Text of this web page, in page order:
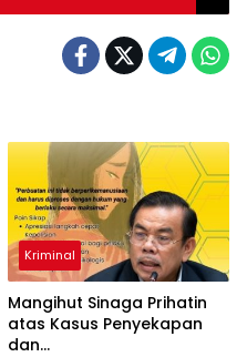
Kriminal
Mangihut Sinaga Prihatin
atas Kasus Penyekapan
dan